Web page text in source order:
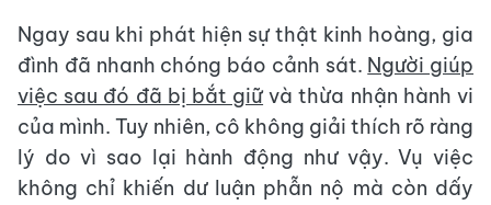
Ngay sau khi phát hiện sự thật kinh hoàng, gia
đình đã nhanh chóng báo cảnh sát. Người giúp
việc sau đó đã bị bắt giữvà thừa nhận hành vi
của mình. Tuy nhiên, cô không giải thích rõ ràng
lý do vì sao lại hành động như vậy. Vụ việc
không chỉ khiến dư luận phẫn nộ mà còn dấy